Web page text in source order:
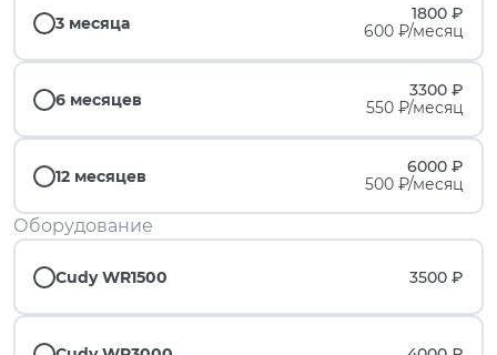
3 месяца
1800 ₽
600 ₽/месяц
6 месяцев
3300 ₽
550 ₽/месяц
12 месяцев
6000 ₽
500 ₽/месяц
Оборудование
Cudy WR1500 3500 ₽